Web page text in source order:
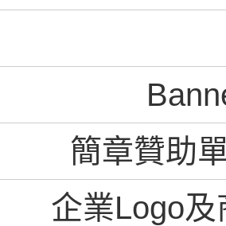
簡章贊助
企業Logo